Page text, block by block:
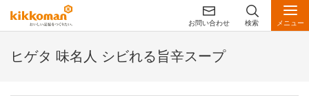
お問い合わせ 検索 メニュー
ヒゲタ 味名人 シビれる旨辛スープ